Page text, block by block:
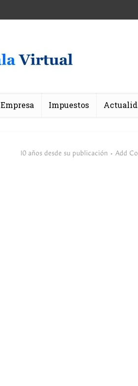
Empresa Impuestos
10 años desde su publicación Add